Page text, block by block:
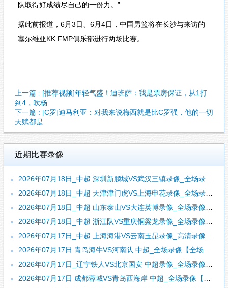
队取得好成绩尽自己的一份力。”
据此前报道，6月3日、6月4日，中国男篮将在长沙与来访的
塞尔维亚KK FMP俱乐部进行两场比赛。
上一篇 : [推荐视频]年轻气盛！迪班萨：我是票房保证，从1打
到4，吹杨
下一篇 : [C罗]迪马利亚：对我来说梅西就是比C罗强，他的一切
天赋都是
近期比赛录像
2026年07月18日_中超 深圳新鹏城VS武汉三镇录像_全场录像【全场回放】
2026年07月18日_中超 天津津门虎VS上海申花录像_全场录像【全场回放】
2026年07月18日_中超 山东泰山VS大连英博录像_全场录像【视频集锦】
2026年07月18日_中超 浙江队VS重庆铜梁龙录像_全场录像【视频集锦】
2026年07月17日_中超 上海海港VS云南玉昆录像_高清录像【全场回放】
2026年07月17日 青岛海牛VS河南队 中超_全场录像【全场回放】
2026年07月17日_辽宁铁人VS北京国安 中超录像_全场录像【视频集锦】
2026年07月17日 成都蓉城VS青岛西海岸 中超_全场录像【全场回放】